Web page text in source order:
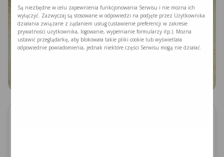
Są niezbędne w celu zapewnienia funkcjonowania Serwisu i nie można ich
wyłączyć. Zazwyczaj są stosowane w odpowiedzi na podjęte przez Użytkownika
działania związane z żądaniem usług (ustawienie preferencji w zakresie
prywatności użytkownika, logowanie, wypełnianie formularzy itp.). Można
ustawić przeglądarkę, aby blokowała takie pliki cookie lub wyświetlała
odpowiednie powiadomienia, jednak niektóre części Serwisu mogą nie działać.